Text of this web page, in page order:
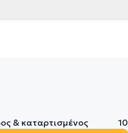
& καταρτισμένος
10